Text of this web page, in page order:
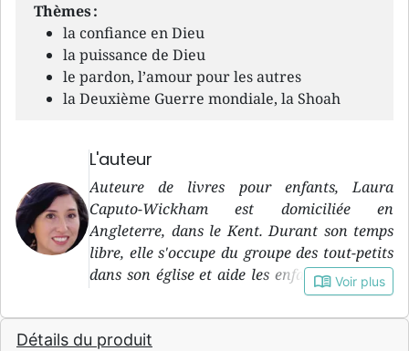
Thèmes :
la confiance en Dieu
la puissance de Dieu
le pardon, l’amour pour les autres
la Deuxième Guerre mondiale, la Shoah
L'auteur
Auteure de livres pour enfants, Laura
Caputo-Wickham est domiciliée en
Angleterre, dans le Kent. Durant son temps
libre, elle s'occupe du groupe des tout-petits
dans son église et aide les enfants de l’école
primaire de son quartier dans
l’apprentissage de la lecture.
book_open Voir plus
Détails du produit